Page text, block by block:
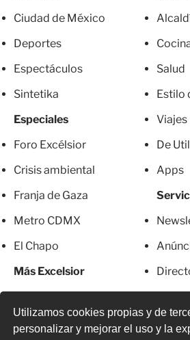
Utilizamos cookies propias y de
personalizar y mejorar el uso y la
Ciudad de México
Deportes
Espectáculos
Sintetika
Especiales
Foro Excélsior
Crisis ambiental
Franja de Gaza
Metro CDMX
El Chapo
Más Excelsior
Salud
Estilo
Viajes
De
Apps